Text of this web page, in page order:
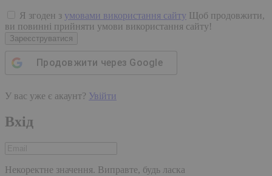
Я згоден з умовами використання сайту Щоб продовжити,
ви повинні прийняти умови використання сайту!
Зареєструватися
Продовжити через Google
У вас уже є акаунт? Увійти
Вхід
Некоректне значення. Виправте, будь ласка